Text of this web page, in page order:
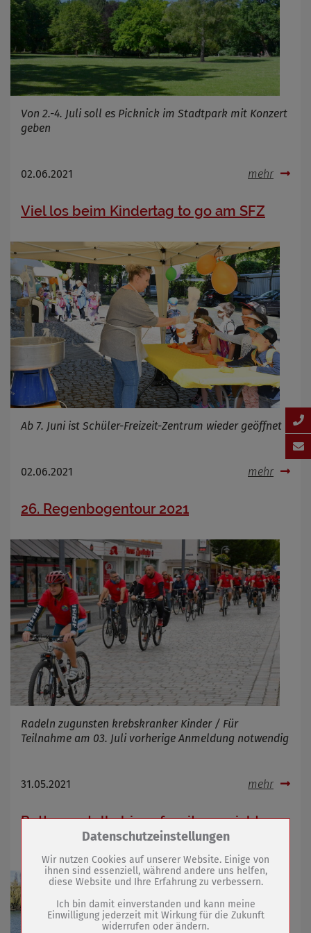
Von 2.-4. Juli soll es Picknick im Stadtpark mit Konzert
geben
02.06.2021 mehr
Viel los beim Kindertag to go am SFZ
Ab 7. Juni ist Schüler-Freizeit-Zentrum wieder geöffnet
02.06.2021 mehr
26. Regenbogentour 2021
Radeln zugunsten krebskranker Kinder / Für
Teilnahme am 03. Juli vorherige Anmeldung notwendig
31.05.2021 mehr
Rettungsstelle bis auf weiteres nicht
Zum Betrieb der Seite notwendige Cookies /
Name
PHP Session Cookie
Anbieter
Eigentümer dieser Website (Wenko-
Wenselaar GmbH & Co. KG)
Absicherung Kontaktformular / SPAM
Datenschutzeinstellungen
Wir nutzen Cookies auf unserer Website. Einige von
ihnen sind essenziell, während andere uns helfen,
diese Website und Ihre Erfahrung zu verbessern.
Ich bin damit einverstanden und kann meine
Einwilligung jederzeit mit Wirkung für die Zukunft
widerrufen oder ändern.